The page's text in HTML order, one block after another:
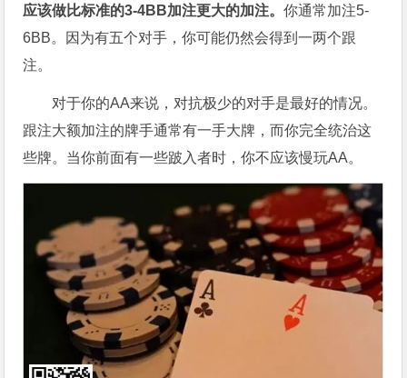
应该做比标准的3-4BB加注更大的加注。你通常加注5-
6BB。因为有五个对手，你可能仍然会得到一两个跟
注。
对于你的AA来说，对抗极少的对手是最好的情况。
跟注大额加注的牌手通常有一手大牌，而你完全统治这
些牌。当你前面有一些跛入者时，你不应该慢玩AA。